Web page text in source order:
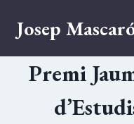
contingut
Josep
Premi